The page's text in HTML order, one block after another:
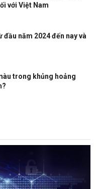
với Việt Nam
năm 2024 đến nay và
trong khủng hoảng